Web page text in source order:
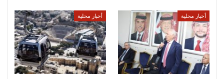
أخبار محلية أخبار محلية